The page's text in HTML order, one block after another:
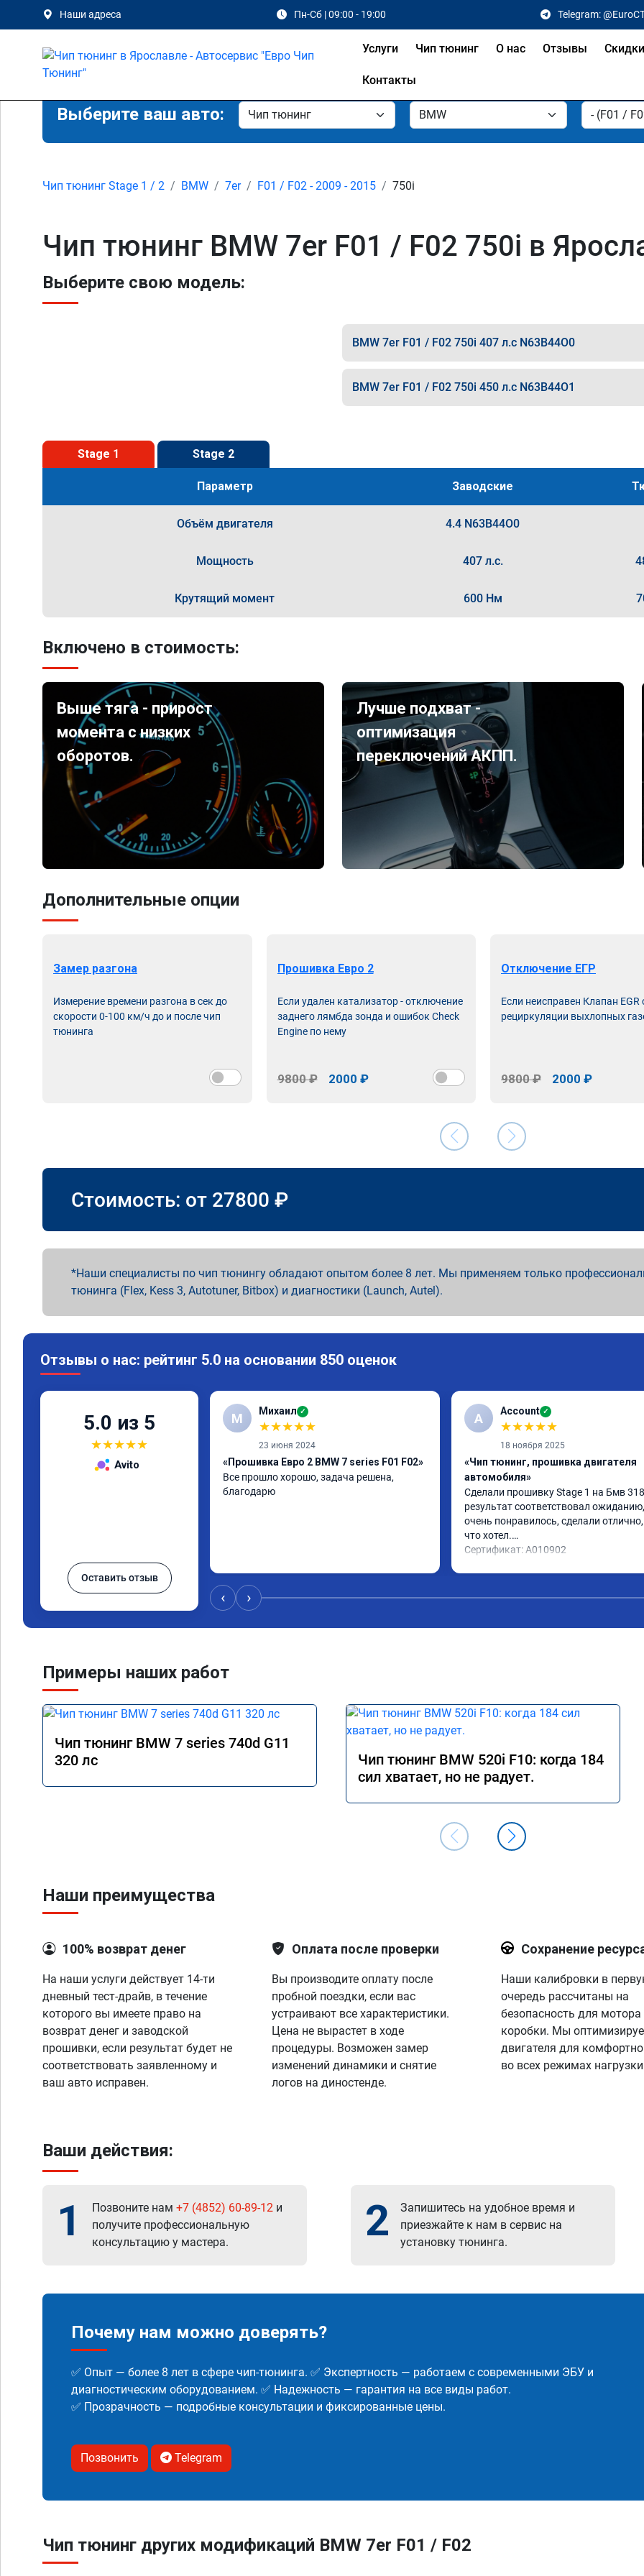
Наши адреса Пн-Сб | 09:00 - 19:00 Telegram:
Услуги Чип тюнинг О нас Отзывы Скидки
Контакты
Выберите ваш авто:
Чип тюнинг Stage 1 / 2 BMW 7er F01 / F02 - 2009 - 2015 750i
Чип тюнинг BMW 7er F01 / F02 750i в
Выберите свою модель:
BMW 7er F01 / F02 750i 407 л.с N63B44O0
BMW 7er F01 / F02 750i 450 л.с N63B44O1
Stage 1 Stage 2
Параметр Заводские
Объём двигателя 4.4 N63B44O0
Мощность 407 л.с.
Крутящий момент 600 Нм
Включено в стоимость:
Выше тяга - прирост
момента с низких
оборотов.
Лучше подхват -
оптимизация
переключений АКПП.
Дополнительные опции
Замер разгона
Измерение времени разгона в сек до
скорости 0-100 км/ч до и после чип
тюнинга
Прошивка Евро 2
Если удален катализатор - отключение
заднего лямбда зонда и ошибок Check
Engine по нему
9800 ₽ 2000 ₽
Отключение ЕГР
Если неисправен Клапан EGR
рециркуляции выхлопных
9800 ₽ 2000 ₽
Стоимость: от 27800 ₽
Наши специалисты по чип тюнингу обладают опытом более 8 лет. Мы применяем только
тюнинга (Flex, Kess 3, Autotuner, Bitbox) и диагностики (Launch, Autel).
Отзывы о нас: рейтинг 5.0 на основании 850 оценок
5.0 из 5
★★★★★
Avito
Оставить отзыв
М Михаил ✓
★★★★★
23 июня 2024
«Прошивка Евро 2 BMW 7 series F01 F02»
Все прошло хорошо, задача решена,
благодарю
A Account ✓
★★★★★
18 ноября 2025
«Чип тюнинг, прошивка двигателя
автомобиля»
Сделали прошивку Stage 1 на Бмв
результат соответствовал
очень понравилось, сделали
что хотел.
Сертификат: A010902
‹ ›
Примеры наших работ
Чип тюнинг BMW 7 series 740d G11
320 лс
Чип тюнинг BMW 520i F10: когда 184
сил хватает, но не радует.
Наши преимущества
100% возврат денег
На наши услуги действует 14-ти
дневный тест-драйв, в течение
которого вы имеете право на
возврат денег и заводской
прошивки, если результат будет не
соответствовать заявленному и
ваш авто исправен.
Оплата после проверки
Вы производите оплату после
пробной поездки, если вас
устраивают все характеристики.
Цена не вырастет в ходе
процедуры. Возможен замер
изменений динамики и снятие
логов на диностенде.
Сохранение
Наши калибровки в
очередь рассчитаны на
безопасность для мотора
коробки. Мы
двигателя для
во всех режимах
Ваши действия:
1 Позвоните нам +7 (4852) 60-89-12 и
получите профессиональную
консультацию у мастера.
2
Запишитесь на удобное время и
приезжайте к нам в сервис на
установку тюнинга.
Почему нам можно доверять?
✅ Опыт — более 8 лет в сфере чип-тюнинга. ✅ Экспертность — работаем с современными ЭБУ и
диагностическим оборудованием. ✅ Надежность — гарантия на все виды работ.
✅ Прозрачность — подробные консультации и фиксированные цены.
Позвонить Telegram
Чип тюнинг других модификаций BMW 7er F01 / F02